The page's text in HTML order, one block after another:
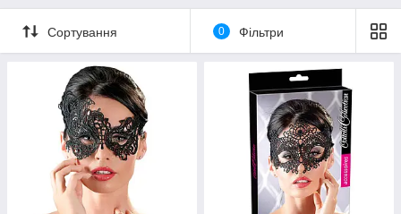
Сортування 0 Фільтри